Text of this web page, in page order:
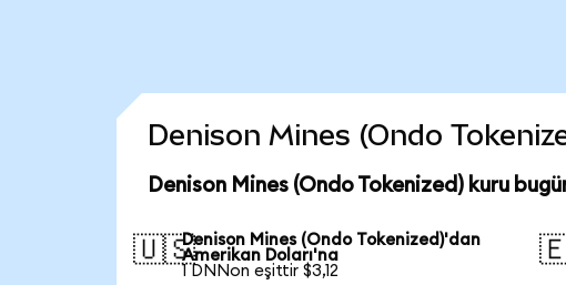
Denison Mines (Ondo
Denison Mines (Ondo Tokenized) kuru
🇺🇸Denison Mines (Ondo Tokenized)'dan
Amerikan Doları'na
1 DNNon eşittir $3,12